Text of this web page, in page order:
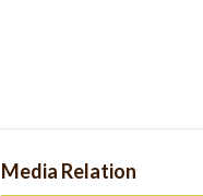
Media Relation